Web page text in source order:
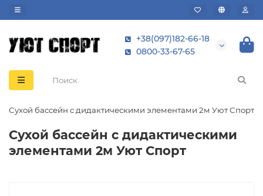
+38(097)182-66-18
0800-33-67-65
Сухой бассейн с дидактическими элементами 2м Уют Спорт
Сухой бассейн с дидактическими
элементами 2м Уют Спорт